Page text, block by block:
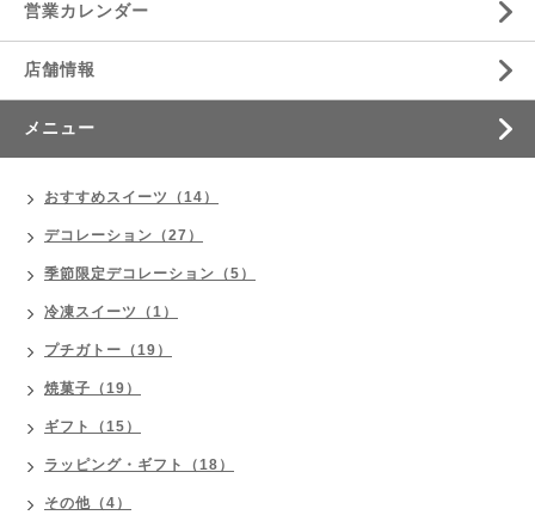
営業カレンダー
店舗情報
メニュー
おすすめスイーツ（14）
デコレーション（27）
季節限定デコレーション（5）
冷凍スイーツ（1）
プチガトー（19）
焼菓子（19）
ギフト（15）
ラッピング・ギフト（18）
その他（4）